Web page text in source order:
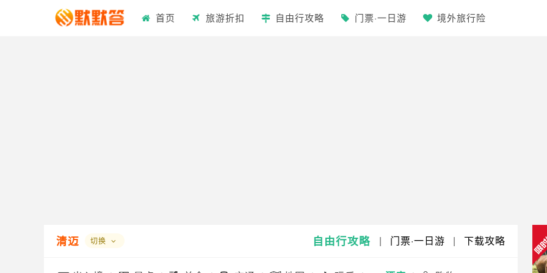
首页 旅游折扣 自由行攻略 门票·一日游 境外旅行险
清迈 切换 自由行攻略 | 门票·一日游 | 下载攻略